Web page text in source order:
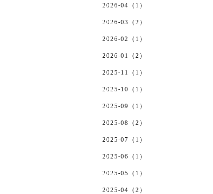
2026-04（1）
2026-03（2）
2026-02（1）
2026-01（2）
2025-11（1）
2025-10（1）
2025-09（1）
2025-08（2）
2025-07（1）
2025-06（1）
2025-05（1）
2025-04（2）